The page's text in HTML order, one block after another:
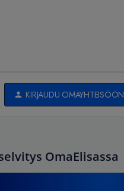
KIRJAUDU OMAYHTEISÖÖN
OmaElisassa